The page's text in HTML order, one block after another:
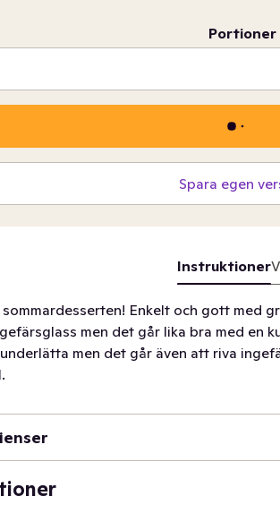
Portioner
Spara egen
Instruktioner
Enkelt och gott med
men det går lika bra med en
men det går även att riva